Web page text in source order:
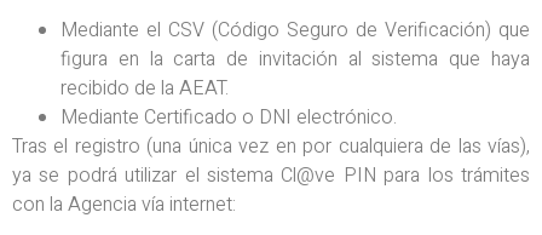
Mediante el CSV (Código Seguro de Verificación) que
figura en la carta de invitación al sistema que haya
recibido de la AEAT.
Mediante Certificado o DNI electrónico.
Tras el registro (una única vez en por cualquiera de las vías),
ya se podrá utilizar el sistema Cl@ve PIN para los trámites
con la Agencia vía internet: